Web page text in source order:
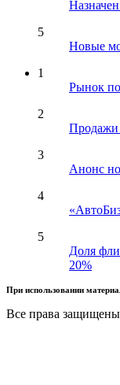
5
Новые
1
Рынок
2
Продажи
3
Анонс
4
5
Доля
20%
При использовании
Все права